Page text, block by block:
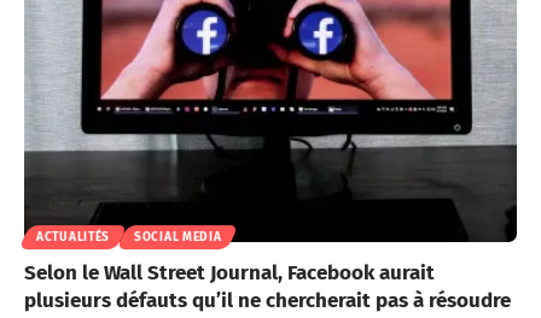
ACTUALITÉS SOCIAL MEDIA
Selon le Wall Street Journal, Facebook aurait
plusieurs défauts qu’il ne chercherait pas à résoudre